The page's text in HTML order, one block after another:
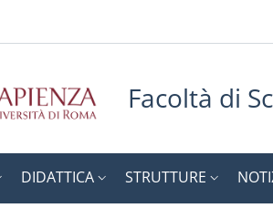
Facoltà di
DIDATTICA STRUTTURE